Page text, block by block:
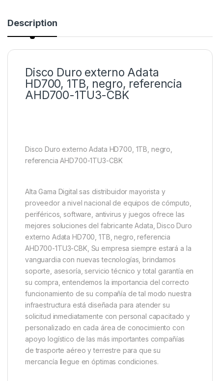
Description
Disco Duro externo Adata
HD700, 1TB, negro, referencia
AHD700-1TU3-CBK
Disco Duro externo Adata HD700, 1TB, negro,
referencia AHD700-1TU3-CBK
Alta Gama Digital sas distribuidor mayorista y
proveedor a nivel nacional de equipos de cómputo,
periféricos, software, antivirus y juegos ofrece las
mejores soluciones del fabricante Adata, Disco Duro
externo Adata HD700, 1TB, negro, referencia
AHD700-1TU3-CBK, Su empresa siempre estará a la
vanguardia con nuevas tecnologías, brindamos
soporte, asesoría, servicio técnico y total garantía en
su compra, entendemos la importancia del correcto
funcionamiento de su compañía de tal modo nuestra
infraestructura está diseñada para atender su
solicitud inmediatamente con personal capacitado y
personalizado en cada área de conocimiento con
apoyo logístico de las más importantes compañías
de trasporte aéreo y terrestre para que su
mercancía llegue en óptimas condiciones.